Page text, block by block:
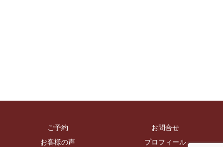
ご予約
お問合せ
お客様の声
プロフィール